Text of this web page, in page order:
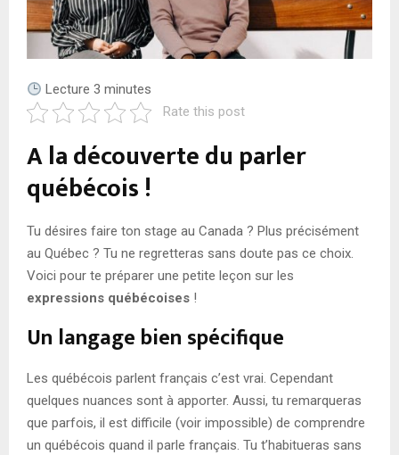
N
U
Lecture 3 minutes
Rate this post
A la découverte du parler
québécois !
Tu désires faire ton stage au Canada ? Plus précisément
au Québec ? Tu ne regretteras sans doute pas ce choix.
Voici pour te préparer une petite leçon sur les
expressions québécoises !
Un langage bien spécifique
Les québécois parlent français c’est vrai. Cependant
quelques nuances sont à apporter. Aussi, tu remarqueras
que parfois, il est difficile (voir impossible) de comprendre
un québécois quand il parle français. Tu t’habitueras sans